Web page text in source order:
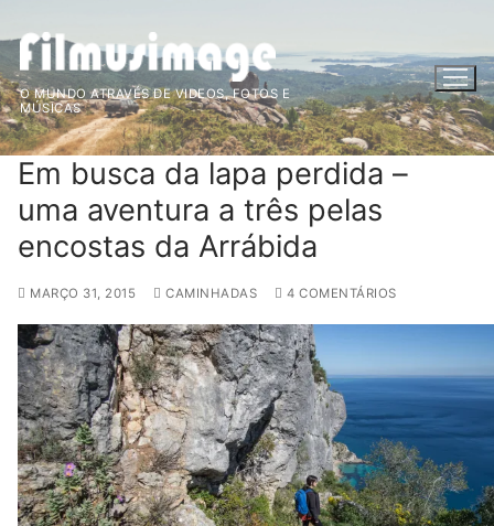
para
conteúdo
O MUNDO ATRAVÉS DE VIDEOS, FOTOS E
MÚSICAS
Em busca da lapa perdida –
uma aventura a três pelas
encostas da Arrábida
MARÇO 31, 2015 CAMINHADAS 4 COMENTÁRIOS